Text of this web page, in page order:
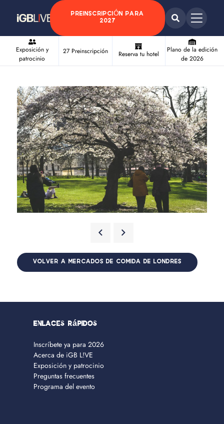
PREINSCRIPCIÓN PARA
2027
Exposición y
patrocinio
27 Preinscripción Reserva tu hotel
Plano de la edición
de 2026
VOLVER A MERCADOS DE COMIDA DE LONDRES
Enlaces rápidos
Inscríbete ya para 2026
Acerca de iGB L!VE
Exposición y patrocinio
Preguntas frecuentes
Programa del evento